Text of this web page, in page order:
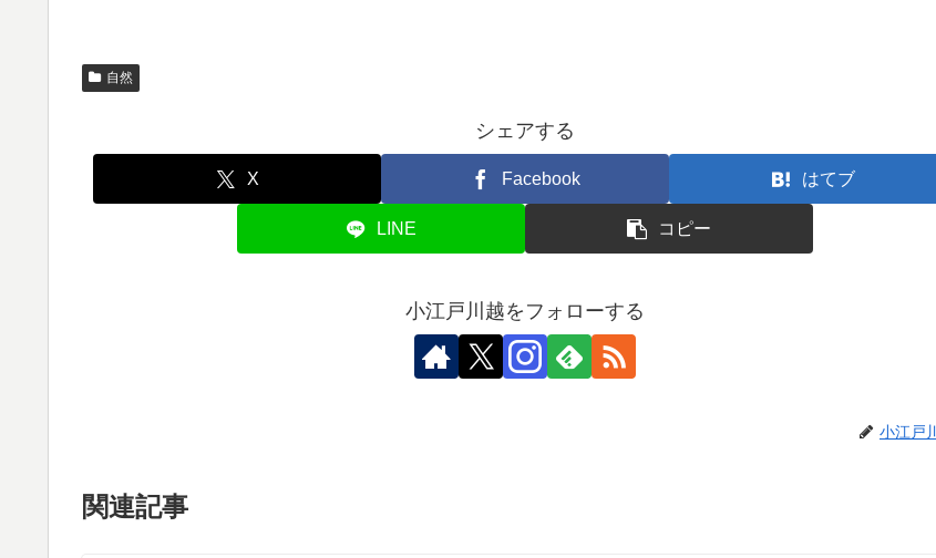
自然
シェアする
X Facebook はてブ
LINE コピー
小江戸川越をフォローする
小江戸
関連記事